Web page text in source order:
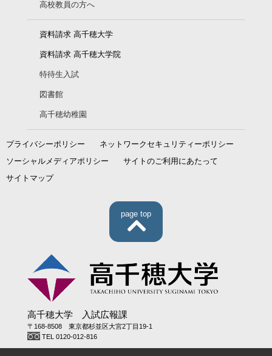
高校教員の方へ
資料請求 高千穂大学
資料請求 高千穂大学院
特待生入試
図書館
高千穂幼稚園
プライバシーポリシー
ネットワークセキュリティーポリシー
ソーシャルメディアポリシー
サイトのご利用にあたって
サイトマップ
page top
高千穂大学 入試広報課
〒168-8508 東京都杉並区大宮2丁目19-1
TEL 0120-012-816